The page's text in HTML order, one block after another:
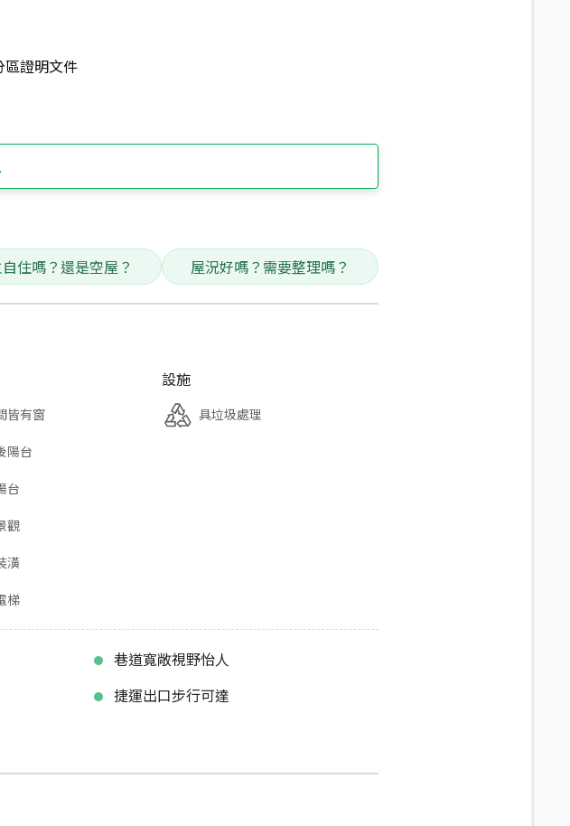
區證明文件
住嗎？還是空屋？ 屋況好嗎？需要整理嗎？
皆有窗
陽台
台
觀
潢
梯
設施
具垃圾處理
巷道寬敞視野怡人
捷運出口步行可達